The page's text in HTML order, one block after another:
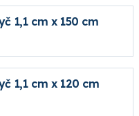
1,1 cm x 150 cm
1,1 cm x 120 cm